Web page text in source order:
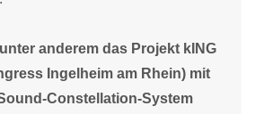
anderem das Projekt kING
Ingelheim am Rhein) mit
Constellation-System